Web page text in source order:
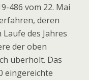
486 vom 22. Mai
deren
des Jahres
der oben
überholt. Das
eingereichte